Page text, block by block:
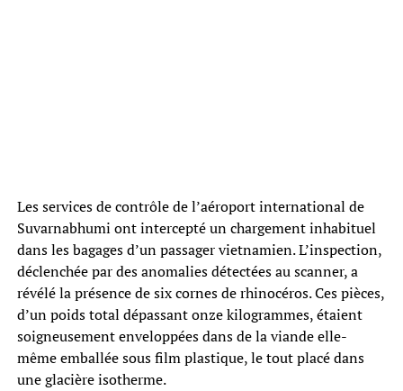
Les services de contrôle de l’aéroport international de
Suvarnabhumi ont intercepté un chargement inhabituel
dans les bagages d’un passager vietnamien. L’inspection,
déclenchée par des anomalies détectées au scanner, a
révélé la présence de six cornes de rhinocéros. Ces pièces,
d’un poids total dépassant onze kilogrammes, étaient
soigneusement enveloppées dans de la viande elle-
même emballée sous film plastique, le tout placé dans
une glacière isotherme.